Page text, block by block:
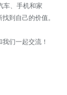
车、手机和家
到自己的价值。
们一起交流！